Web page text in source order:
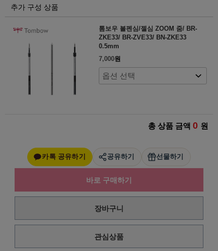
추가 구성 상품
톰보우 볼펜심/젤심 ZOOM 줌/ BR-
ZKE33/ BR-ZVE33/ BN-ZKE33
0.5mm
7,000원
총 상품 금액 0 원
카톡 공유하기 공유하기 선물하기
바로 구매하기
장바구니
관심상품